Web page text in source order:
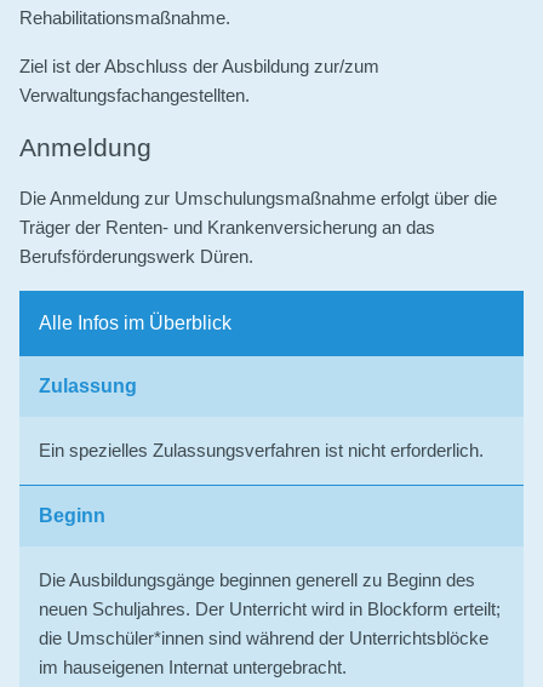
Rehabilitationsmaßnahme.
Ziel ist der Abschluss der Ausbildung zur/zum
Verwaltungsfachangestellten.
Anmeldung
Die Anmeldung zur Umschulungsmaßnahme erfolgt über die
Träger der Renten- und Krankenversicherung an das
Berufsförderungswerk Düren.
Alle Infos im Überblick
Zulassung
Ein spezielles Zulassungsverfahren ist nicht erforderlich.
Beginn
Die Ausbildungsgänge beginnen generell zu Beginn des
neuen Schuljahres. Der Unterricht wird in Blockform erteilt;
die Umschüler*innen sind während der Unterrichtsblöcke
im hauseigenen Internat untergebracht.